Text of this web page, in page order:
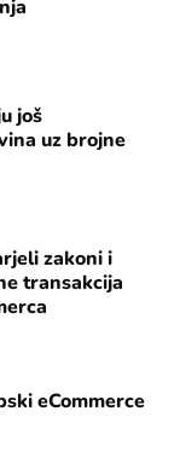
još
uz brojne
zakoni i
transakcija
eCommerce